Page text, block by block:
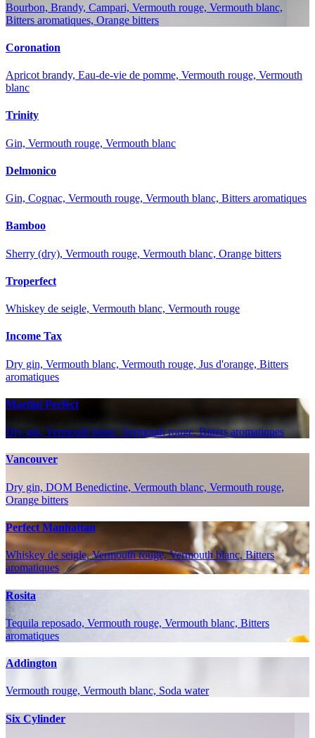
Bourbon, Brandy, Campari, Vermouth rouge, Vermouth blanc,
Bitters aromatiques, Orange bitters
Coronation
Apricot brandy, Eau-de-vie de pomme, Vermouth rouge, Vermouth
blanc
Trinity
Gin, Vermouth rouge, Vermouth blanc
Delmonico
Gin, Cognac, Vermouth rouge, Vermouth blanc, Bitters aromatiques
Bamboo
Sherry (dry), Vermouth rouge, Vermouth blanc, Orange bitters
Troperfect
Whiskey de seigle, Vermouth blanc, Vermouth rouge
Income Tax
Dry gin, Vermouth blanc, Vermouth rouge, Jus d'orange, Bitters
aromatiques
Martini Perfect
Dry gin, Vermouth blanc, Vermouth rouge, Bitters aromatiques
Vancouver
Dry gin, DOM Benedictine, Vermouth blanc, Vermouth rouge,
Orange bitters
Perfect Manhattan
Whiskey de seigle, Vermouth rouge, Vermouth blanc, Bitters
aromatiques
Rosita
Tequila reposado, Vermouth rouge, Vermouth blanc, Bitters
aromatiques
Addington
Vermouth rouge, Vermouth blanc, Soda water
Six Cylinder